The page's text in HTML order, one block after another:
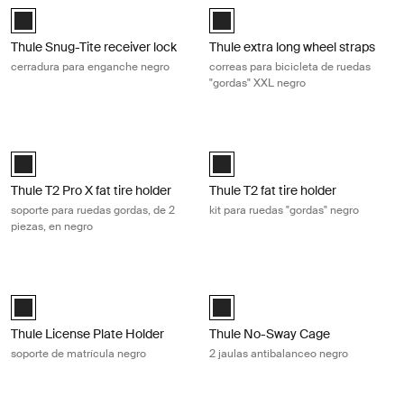
Black (selected)
Thule Snug-Tite receiver lock
cerradura para enganche negro
Black (selected)
Thule extra long wheel straps
correas para bicicleta de ruedas
"gordas" XXL negro
Black (selected)
Thule T2 Pro X fat tire holder
soporte para ruedas gordas, de 2
piezas, en negro
Black (selected)
Thule T2 fat tire holder
kit para ruedas "gordas" negro
Thule License Plate Holder Negro (selected)
Thule License Plate Holder
soporte de matrícula negro
Black (selected)
Thule No-Sway Cage
2 jaulas antibalanceo negro